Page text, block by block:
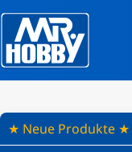
★ Neue Produkte ★